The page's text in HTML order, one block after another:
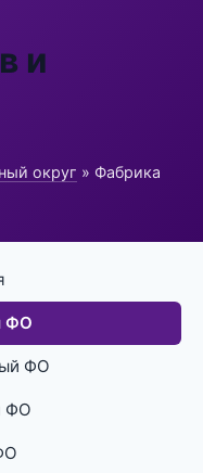
и
округ » Фабрика
ФО
ФО
ФО